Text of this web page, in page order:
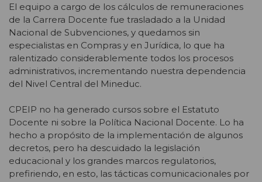
El equipo a cargo de los cálculos de remuneraciones
de la Carrera Docente fue trasladado a la Unidad
Nacional de Subvenciones, y quedamos sin
especialistas en Compras y en Jurídica, lo que ha
ralentizado considerablemente todos los procesos
administrativos, incrementando nuestra dependencia
del Nivel Central del Mineduc.
CPEIP no ha generado cursos sobre el Estatuto
Docente ni sobre la Política Nacional Docente. Lo ha
hecho a propósito de la implementación de algunos
decretos, pero ha descuidado la legislación
educacional y los grandes marcos regulatorios,
prefiriendo, en esto, las tácticas comunicacionales por